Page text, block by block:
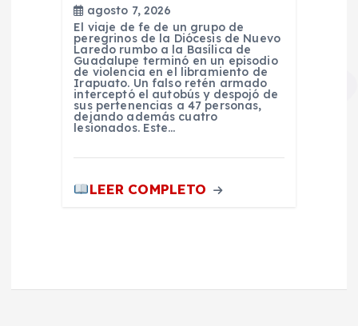
agosto 7, 2026
El viaje de fe de un grupo de
peregrinos de la Diócesis de Nuevo
Laredo rumbo a la Basílica de
Guadalupe terminó en un episodio
de violencia en el libramiento de
Irapuato. Un falso retén armado
interceptó el autobús y despojó de
sus pertenencias a 47 personas,
dejando además cuatro
lesionados. Este…
LEER COMPLETO